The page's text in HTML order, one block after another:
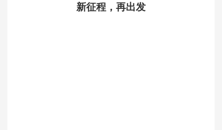
新征程，再出发